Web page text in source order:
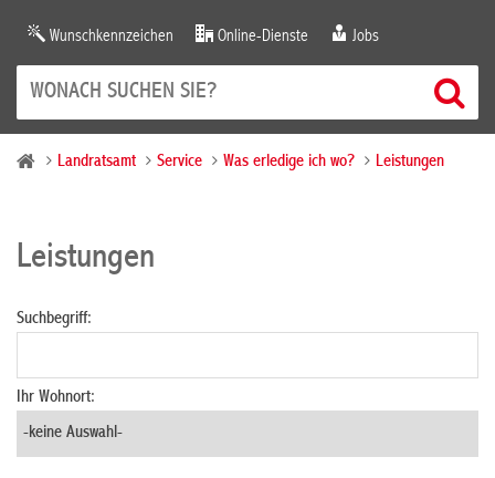
Wunschkennzeichen Online-Dienste Jobs
Landratsamt Service Was erledige ich wo? Leistungen
Leistungen
Suchbegriff:
Ihr Wohnort: